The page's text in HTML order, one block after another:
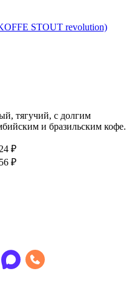
тягучий, с долгим
и бразильским кофе.
₽
₽